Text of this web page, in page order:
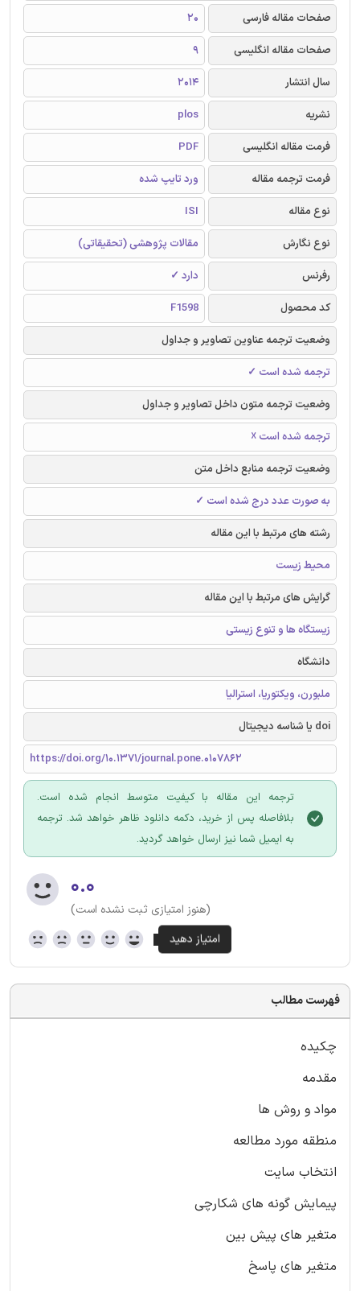
صفحات مقاله فارسی
20
صفحات مقاله انگلیسی
9
سال انتشار
2014
نشریه
plos
فرمت مقاله انگلیسی
PDF
فرمت ترجمه مقاله
ورد تایپ شده
نوع مقاله
ISI
نوع نگارش
مقالات پژوهشی (تحقیقاتی)
رفرنس
دارد ✓
کد محصول
F1598
وضعیت ترجمه عناوین تصاویر و جداول
ترجمه شده است ✓
وضعیت ترجمه متون داخل تصاویر و جداول
ترجمه شده است ☓
وضعیت ترجمه منابع داخل متن
به صورت عدد درج شده است ✓
رشته های مرتبط با این مقاله
محیط زیست
گرایش های مرتبط با این مقاله
زیستگاه ها و تنوع زیستی
دانشگاه
ملبورن، ویکتوریا، استرالیا
doi یا شناسه دیجیتال
https://doi.org/10.1371/journal.pone.0107862
ترجمه این مقاله با کیفیت متوسط انجام شده است.
بلافاصله پس از خرید، دکمه دانلود ظاهر خواهد شد. ترجمه
به ایمیل شما نیز ارسال خواهد گردید.
۰.۰
(هنوز امتیازی ثبت نشده است)
فهرست مطالب
چکیده
مقدمه
مواد و روش ها
منطقه مورد مطالعه
انتخاب سایت
پیمایش گونه های شکارچی
متغیر های پیش بین
متغیر های پاسخ